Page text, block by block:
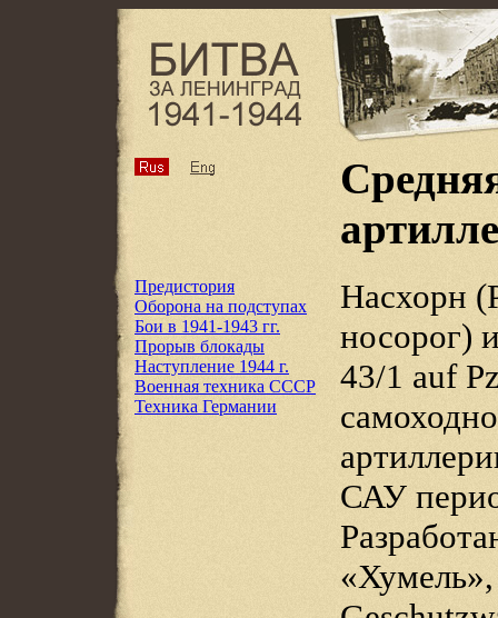
Предистория
Оборона на подступах
Бои в 1941-1943 гг.
Прорыв блокады
Наступление 1944 г.
Военная техника СССР
Техника Германии
Насхорн
носорог)
43/1 auf
САУ